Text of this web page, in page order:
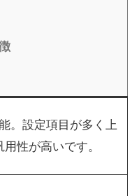
。設定項目が多く上
性が高いです。